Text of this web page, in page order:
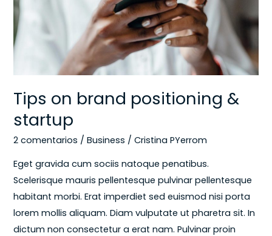
Tips on brand positioning &
startup
2 comentarios /Business /Cristina PYerrom
Eget gravida cum sociis natoque penatibus.
Scelerisque mauris pellentesque pulvinar pellentesque
habitant morbi. Erat imperdiet sed euismod nisi porta
lorem mollis aliquam. Diam vulputate ut pharetra sit. In
dictum non consectetur a erat nam. Pulvinar proin
startup